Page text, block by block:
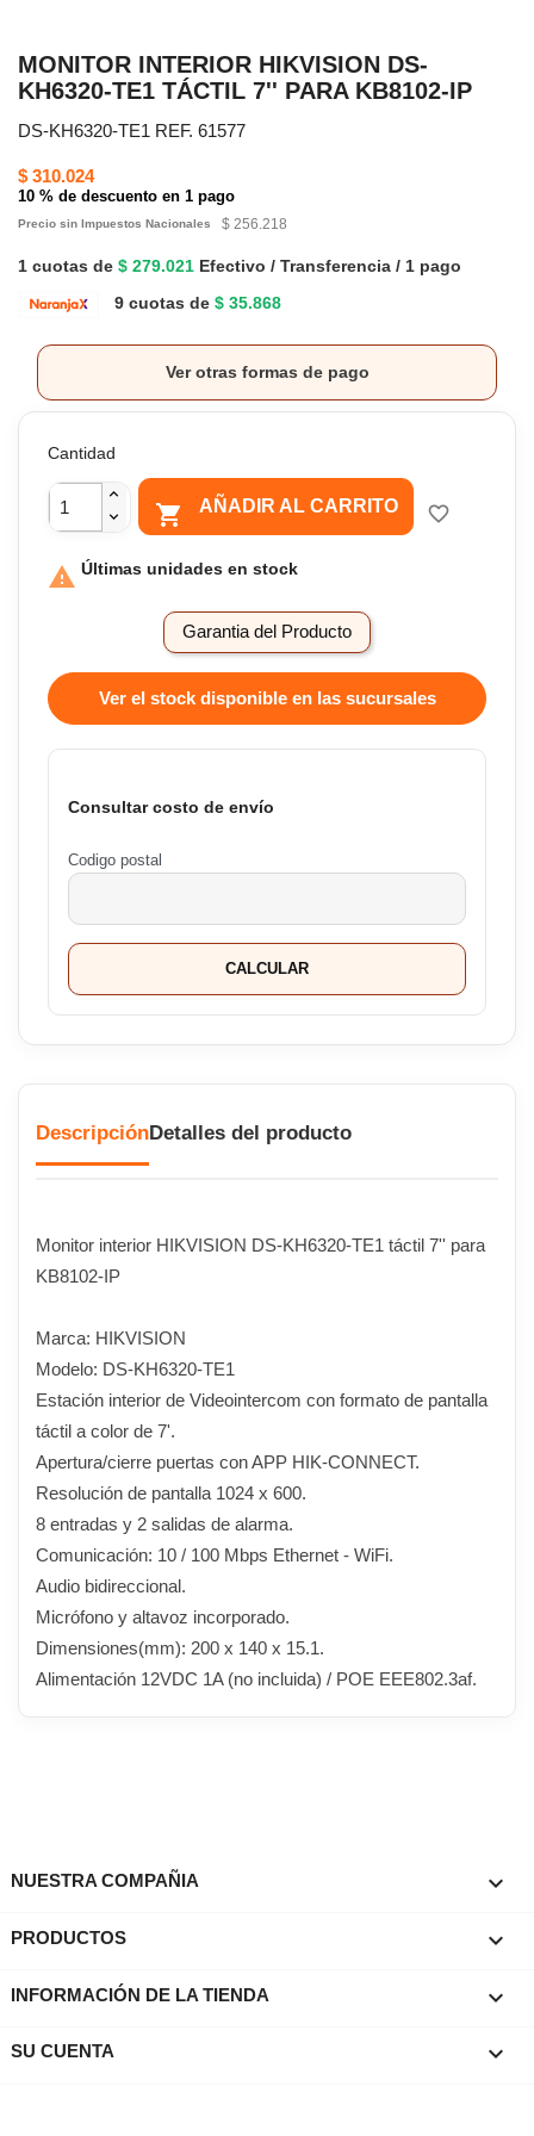
MONITOR INTERIOR HIKVISION DS-
KH6320-TE1 TÁCTIL 7'' PARA KB8102-IP
DS-KH6320-TE1 REF. 61577
$ 310.024
10 % de descuento en 1 pago
Precio sin Impuestos Nacionales $ 256.218
1 cuotas de $ 279.021 Efectivo / Transferencia / 1 pago
9 cuotas de $ 35.868
Ver otras formas de pago
Cantidad
 AÑADIR AL CARRITO favorite_border
 Últimas unidades en stock
Garantia del Producto
Ver el stock disponible en las sucursales
Consultar costo de envío
Codigo postal
CALCULAR
DescripciónDetalles del producto
Monitor interior HIKVISION DS-KH6320-TE1 táctil 7'' para
KB8102-IP
Marca: HIKVISION
Modelo: DS-KH6320-TE1
Estación interior de Videointercom con formato de pantalla
táctil a color de 7'.
Apertura/cierre puertas con APP HIK-CONNECT.
Resolución de pantalla 1024 x 600.
8 entradas y 2 salidas de alarma.
Comunicación: 10 / 100 Mbps Ethernet - WiFi.
Audio bidireccional.
Micrófono y altavoz incorporado.
Dimensiones(mm): 200 x 140 x 15.1.
Alimentación 12VDC 1A (no incluida) / POE EEE802.3af.
NUESTRA COMPAÑIA 
PRODUCTOS 
INFORMACIÓN DE LA TIENDA keyboard_arrow_down
SU CUENTA 